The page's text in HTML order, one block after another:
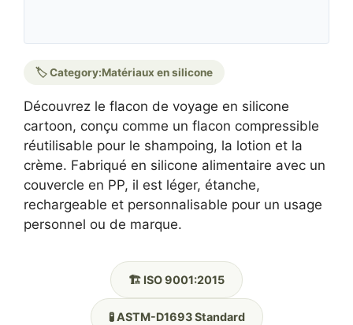
🏷️ Category:Matériaux en silicone
Découvrez le flacon de voyage en silicone
cartoon, conçu comme un flacon compressible
réutilisable pour le shampoing, la lotion et la
crème. Fabriqué en silicone alimentaire avec un
couvercle en PP, il est léger, étanche,
rechargeable et personnalisable pour un usage
personnel ou de marque.
🏗️ ISO 9001:2015
🧪 ASTM-D1693 Standard